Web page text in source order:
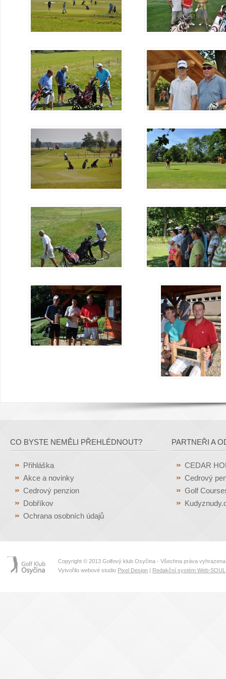
CO BYSTE NEMĚLI PŘEHLÉDNOUT?
Přihláška
Akce a novinky
Cedrový penzion
Dobříkov
Ochrana osobních údajů
PARTNEŘI A
CEDAR
Cedrový
Golf
Copyright © 2013 Golfový klub Osyčina - Všechna práva
Vytvořilo webové studio Pixel Design | Redakční systém Web-SOUL